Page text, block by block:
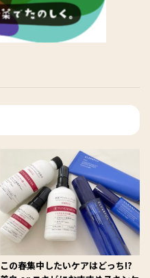
この春集中したいケアはどっち!?